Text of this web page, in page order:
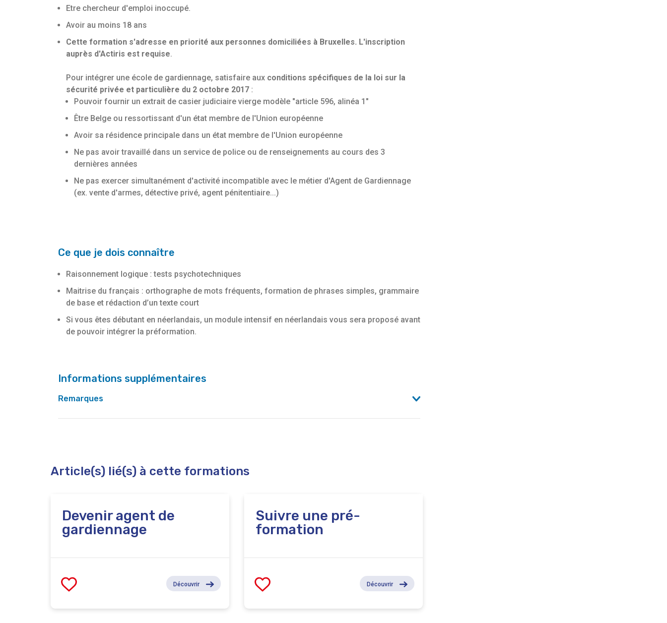
Etre chercheur d'emploi inoccupé.
Avoir au moins 18 ans
Cette formation s'adresse en priorité aux personnes domiciliées à Bruxelles. L'inscription
auprès d'Actiris est requise.
Pour intégrer une école de gardiennage, satisfaire aux conditions spécifiques de la loi sur la
sécurité privée et particulière du 2 octobre 2017 :
Pouvoir fournir un extrait de casier judiciaire vierge modèle "article 596, alinéa 1"
Être Belge ou ressortissant d'un état membre de l'Union européenne
Avoir sa résidence principale dans un état membre de l'Union européenne
Ne pas avoir travaillé dans un service de police ou de renseignements au cours des 3
dernières années
Ne pas exercer simultanément d'activité incompatible avec le métier d'Agent de Gardiennage
(ex. vente d'armes, détective privé, agent pénitentiaire...)
Ce que je dois connaître
Raisonnement logique : tests psychotechniques
Maitrise du français : orthographe de mots fréquents, formation de phrases simples, grammaire
de base et rédaction d’un texte court
Si vous êtes débutant en néerlandais, un module intensif en néerlandais vous sera proposé avant
de pouvoir intégrer la préformation.
Informations supplémentaires
Remarques
Article(s) lié(s) à cette formations
Devenir agent de
gardiennage
Découvrir
Suivre une pré-
formation
Découvrir